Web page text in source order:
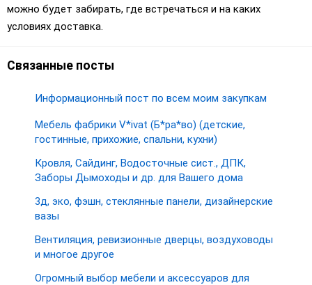
можно будет забирать, где встречаться и на каких
условиях доставка.
Связанные посты
Информационный пост по всем моим закупкам
Мебель фабрики V*ivat (Б*ра*во) (детские,
гостинные, прихожие, спальни, кухни)
Кровля, Сайдинг, Водосточные сист., ДПК,
Заборы Дымоходы и др. для Вашего дома
3д, эко, фэшн, стеклянные панели, дизайнерские
вазы
Вентиляция, ревизионные дверцы, воздуховоды
и многое другое
Огромный выбор мебели и аксессуаров для